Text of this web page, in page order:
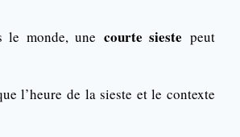
le monde, une courte sieste peut
l’heure de la sieste et le contexte